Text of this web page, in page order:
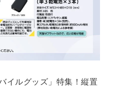
イルグッズ」特集！縦置